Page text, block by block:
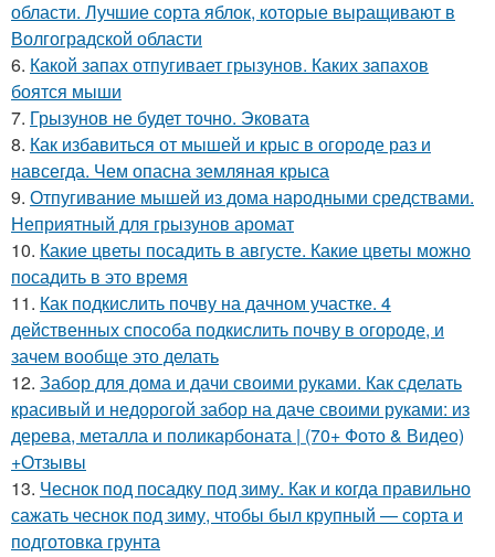
области. Лучшие сорта яблок, которые выращивают в
Волгоградской области
6. Какой запах отпугивает грызунов. Каких запахов
боятся мыши
7. Грызунов не будет точно. Эковата
8. Как избавиться от мышей и крыс в огороде раз и
навсегда. Чем опасна земляная крыса
9. Отпугивание мышей из дома народными средствами.
Неприятный для грызунов аромат
10. Какие цветы посадить в августе. Какие цветы можно
посадить в это время
11. Как подкислить почву на дачном участке. 4
действенных способа подкислить почву в огороде, и
зачем вообще это делать
12. Забор для дома и дачи своими руками. Как сделать
красивый и недорогой забор на даче своими руками: из
дерева, металла и поликарбоната | (70+ Фото & Видео)
+Отзывы
13. Чеснок под посадку под зиму. Как и когда правильно
сажать чеснок под зиму, чтобы был крупный — сорта и
подготовка грунта